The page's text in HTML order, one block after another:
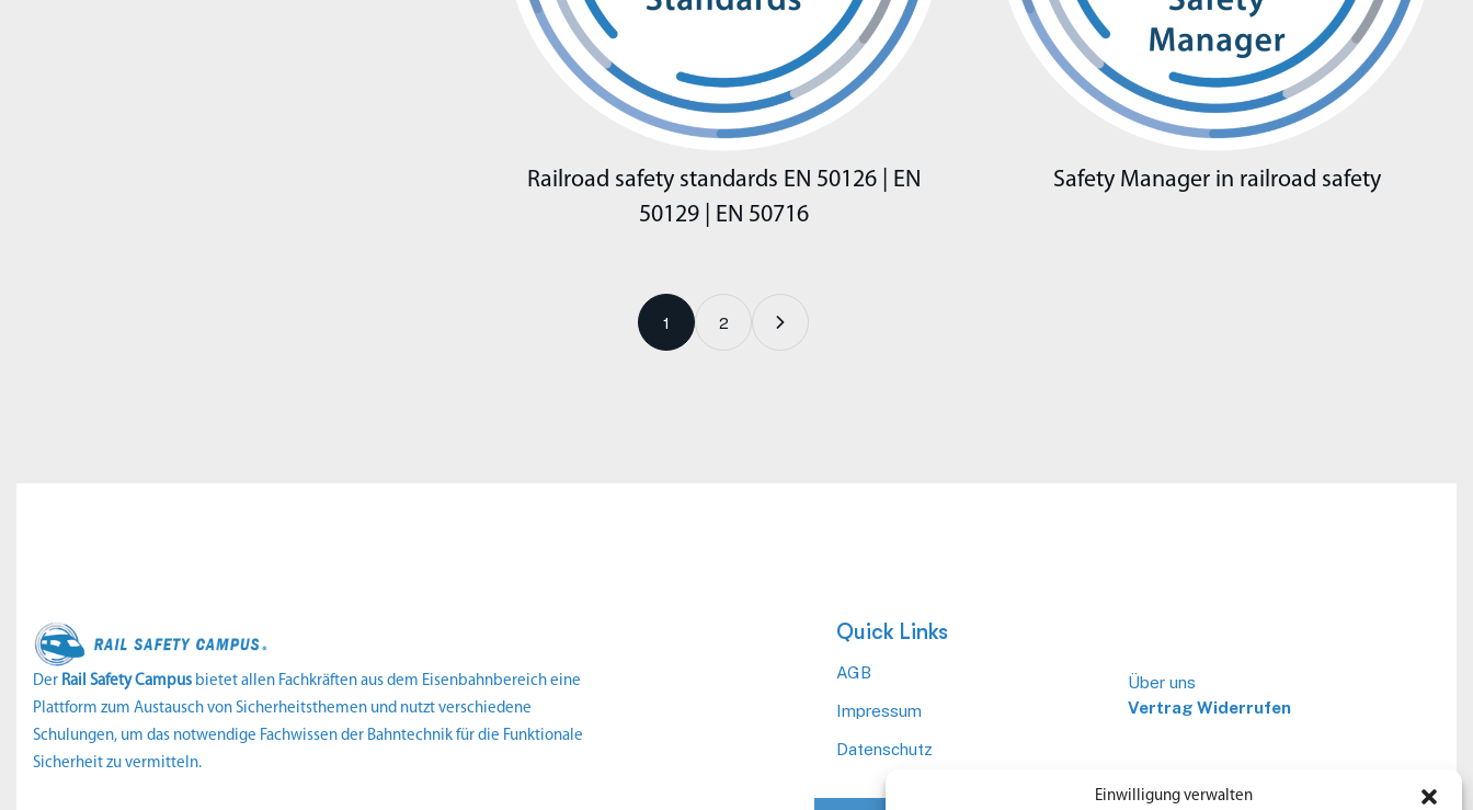
Einwilligung verwalten
Railroad safety standards EN 50126 | EN
50129 | EN 50716
Safety Manager in railroad safety
1 2
Der Rail Safety Campus bietet allen Fachkräften aus dem Eisenbahnbereich eine
Plattform zum Austausch von Sicherheitsthemen und nutzt verschiedene
Schulungen, um das notwendige Fachwissen der Bahntechnik für die Funktionale
Sicherheit zu vermitteln.
Quick Links
AGB
Impressum
Datenschutz
Über uns
Vertrag Widerrufen